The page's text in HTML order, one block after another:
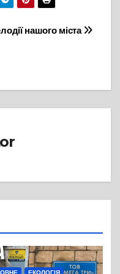
нашого міста
ЕКОЛОГІЯ